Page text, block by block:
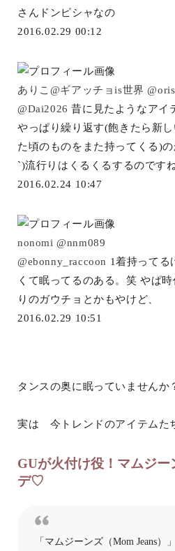
さんドンピシャなの
2016.02.29 00:12
ありこ@ギアッチョis世界
@Dai2026 昔に見たようなアイ
やっぱり繰り返す(飽きたら新
た頃のものをまた持ってくる)
`)流行りはくるくるするのですね
2016.02.24 10:47
nonomi@nnm089
@ebonny_raccoon 1着持ってる
くて眠ってるのある。笑 やぱ
りのガウチョとかもやけど、
2016.02.29 10:51
タンスの奥に眠っていませんか
実は 今トレンドのアイテムた
GUが火付け役！マムジ
デ♡
「マムジーンズ（Mom Jeans）